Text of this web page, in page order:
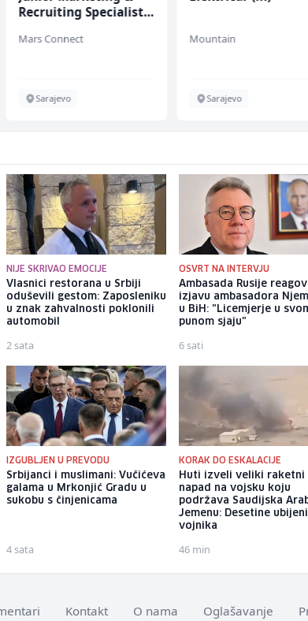
Recruiting Specialist
Mars Connect
Sarajevo
Mountain
Sarajevo
NIJE SKRIVAO EMOCIJE
Vlasnici restorana u Srbiji
oduševili gestom: Zaposleniku
u znak zahvalnosti poklonili
automobil
2 sata
OSVRT NA INTERVJU
Ambasada Rusije
izjavu ambasadora
u BiH: "Licemjerje u
punom sjaju"
6 sati
IZGUBLJEN U PREVODU
Srbijanci i muslimani: Vučićeva
galama u Mrkonjić Gradu u
sukobu s činjenicama
4 sata
KORAK DO ESKALACIJE
Huti izveli veliki raketni
napad na vojsku koju
podržava Saudijska
Jemenu: Desetine
vojnika
46 min
Kontakt O nama Oglašavanje